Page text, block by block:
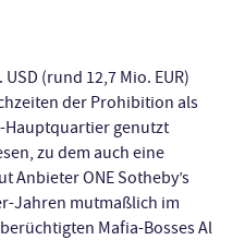
(rund 12,7 Mio. EUR)
der Prohibition als
Hauptquartier genutzt
zu dem auch eine
Anbieter ONE Sotheby’s
Jahren mutmaßlich im
Mafia-Bosses Al